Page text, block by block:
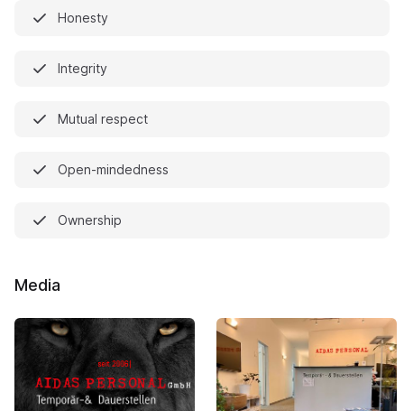
Honesty
Integrity
Mutual respect
Open-mindedness
Ownership
Media